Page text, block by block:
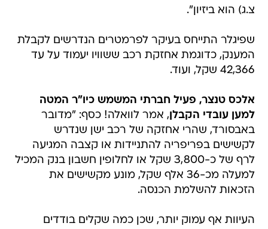
צ.ג) הוא ביזיון".
שפיגלר התייחס בעיקר לפרמטרים הנדרשים לקבלת
המענק, כדוגמת אחזקת רכב ששוויו יעמוד על עד
42,366 שקל, ועוד.
אלכס טנצר, פעיל חברתי המשמש כיו"ר המטה
למען עובדי הקבלן , אמר לוואלה! כסף: "מדובר
באבסורד, שהרי אחזקה של רכב ישן שנדרש
לקשישים בפריפריה להתניידות או קצבה המגיעה
לרף של כ-3,800 שקל או לחלופין חשבון בנק המכיל
למעלה מכ-36 אלף שקל, מונע מקשישים את
הזכאות להשלמת הכנסה.
העיוות אף עמוק יותר, שכן כמה שקלים בודדים